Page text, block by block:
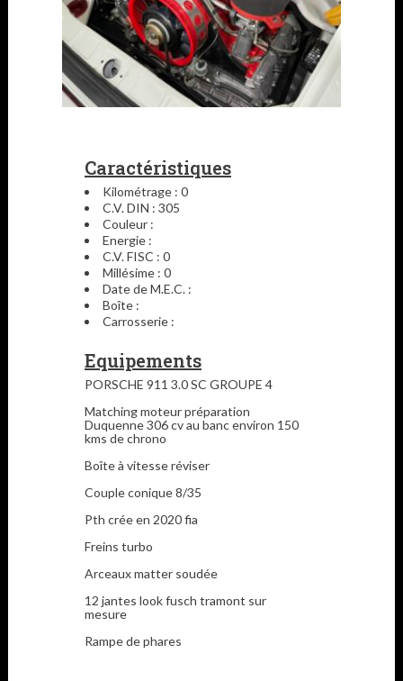
Caractéristiques
Kilométrage : 0
C.V. DIN : 305
Couleur :
Energie :
C.V. FISC : 0
Millésime : 0
Date de M.E.C. :
Boîte :
Carrosserie :
Equipements
PORSCHE 911 3.0 SC GROUPE 4
Matching moteur préparation
Duquenne 306 cv au banc environ 150
kms de chrono
Boîte à vitesse réviser
Couple conique 8/35
Pth crée en 2020 fia
Freins turbo
Arceaux matter soudée
12 jantes look fusch tramont sur
mesure
Rampe de phares